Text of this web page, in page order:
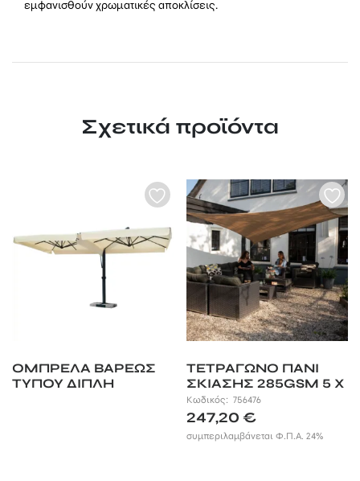
εμφανισθούν χρωματικές αποκλίσεις.
Σχετικά προϊόντα
ΟΜΠΡΕΛΑ ΒΑΡΕΩΣ
ΤΥΠΟΥ ΔΙΠΛΗ
ΤΕΤΡΑΓΩΝΟ ΠΑΝΙ
ΣΚΙΑΣΗΣ 285GSM 5 X
5M NESLING
Κωδικός:756476
247,20€
συμπεριλαμβάνεται Φ.Π.Α. 24%